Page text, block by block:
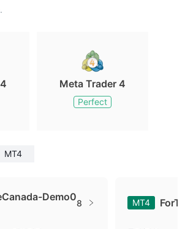
Meta Trader 4
Perfect
MT4
Demo08 MT4